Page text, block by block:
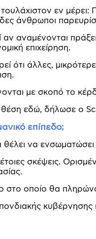
εν
άνθρωποι
αναμένονται
επιχείρηση.
ότι άλλες,
με σκοπό το
εδώ, δήλωσε ο
επίπεδο;
να
σκέψεις.
στο οποίο θα